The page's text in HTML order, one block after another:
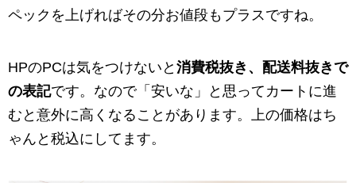
ペックを上げればその分お値段もプラスですね。
HPのPCは気をつけないと 消費税抜き、配送料抜きで
の表記です。なので「安いな」と思ってカートに進
むと意外に高くなることがあります。上の価格はち
ゃんと税込にしてます。